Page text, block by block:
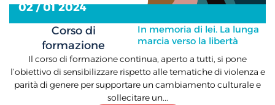
Corso di
formazione
In memoria di lei. La lunga
marcia verso la libertà
02 / 01 2024
Il corso di formazione continua, aperto a tutti, si pone
l’obiettivo di sensibilizzare rispetto alle tematiche di violenza e
parità di genere per supportare un cambiamento culturale e
sollecitare un...